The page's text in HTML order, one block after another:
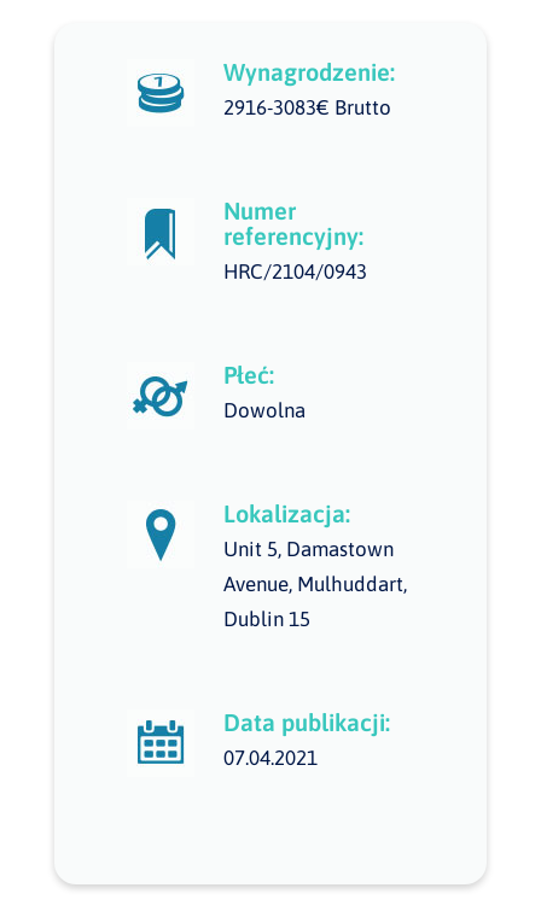
Wynagrodzenie:
2916-3083€ Brutto
Numer
referencyjny:
HRC/2104/0943
Płeć:
Dowolna
Lokalizacja:
Unit 5, Damastown
Avenue, Mulhuddart,
Dublin 15
Data publikacji:
07.04.2021